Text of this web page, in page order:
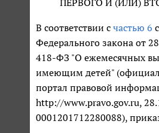
ПЕРВОГО И (ИЛИ)
В соответствии с частью 6
Федерального закона от
418-ФЗ "О ежемесячных
имеющим детей"
портал правовой
http://www.pravo.gov.ru,
0001201712280088),